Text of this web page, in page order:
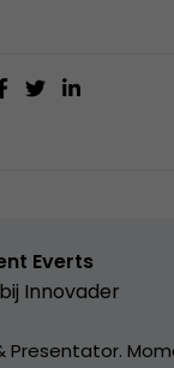
Everts
Innovader
Presentator.